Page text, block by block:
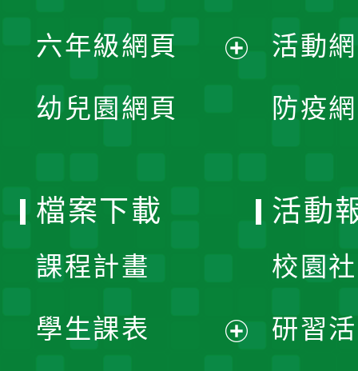
單
選
開
六年級網頁
幼兒園網頁
活動
防疫
檔案下載
課程計畫
學生課表
活動
校園
研習